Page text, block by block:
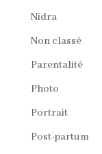
Nidra
Non classé
Parentalité
Photo
Portrait
Post-partum